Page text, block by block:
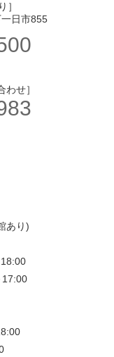
］
日市855
わせ］
あり)